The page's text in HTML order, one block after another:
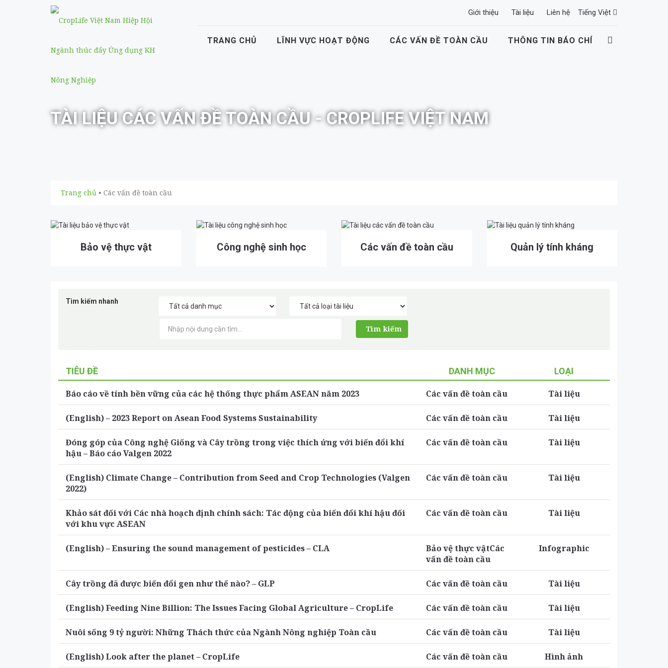
Giới thiệu Tài liệu Liên hệ Tiếng Việt
TRANG CHỦ LĨNH VỰC HOẠT ĐỘNG CÁC VẤN ĐỀ TOÀN CẦU THÔNG TIN BÁO CHÍ
TÀI LIỆU CÁC VẤN ĐỀ TOÀN CẦU - CROPLIFE VIỆT NAM
Trang chủ • Các vấn đề toàn cầu
Bảo vệ thực vật Công nghệ sinh học Các vấn đề toàn cầu Quản lý tính kháng
Tìm kiếm nhanh
TIÊU ĐỀ DANH MỤC LOẠI
Báo cáo về tính bền vững của các hệ thống thực phẩm ASEAN năm 2023 Các vấn đề toàn cầu Tài liệu
(English) – 2023 Report on Asean Food Systems Sustainability Các vấn đề toàn cầu Tài liệu
Đóng góp của Công nghệ Giống và Cây trồng trong việc thích ứng với biến đổi khí
hậu – Báo cáo Valgen 2022
Các vấn đề toàn cầu Tài liệu
(English) Climate Change – Contribution from Seed and Crop Technologies (Valgen
2022)
Các vấn đề toàn cầu Tài liệu
Khảo sát đối với Các nhà hoạch định chính sách: Tác động của biến đổi khí hậu đối
với khu vực ASEAN
Các vấn đề toàn cầu Tài liệu
(English) – Ensuring the sound management of pesticides – CLA
Bảo vệ thực vậtCác
vấn đề toàn cầu
Infographic
Cây trồng đã được biến đổi gen như thế nào? – GLP Các vấn đề toàn cầu Tài liệu
(English) Feeding Nine Billion: The Issues Facing Global Agriculture – CropLife Các vấn đề toàn cầu Tài liệu
Nuôi sống 9 tỷ người: Những Thách thức của Ngành Nông nghiệp Toàn cầu Các vấn đề toàn cầu Tài liệu
(English) Look after the planet – CropLife Các vấn đề toàn cầu Hình ảnh